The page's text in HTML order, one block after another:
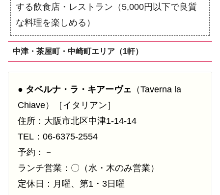
する飲食店・レストラン（5,000円以下で良質
な料理を楽しめる）
中津・茶屋町・中崎町エリア（1軒）
● タベルナ・ラ・キアーヴェ （Taverna la
Chiave）［イタリアン］
住所：大阪市北区中津1-14-14
TEL：06-6375-2554
予約：－
ランチ営業：〇（水・木のみ営業）
定休日：月曜、第1・3日曜